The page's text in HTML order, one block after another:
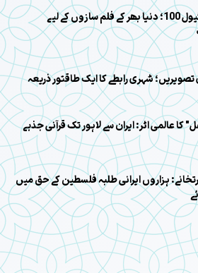
عالمی فلم فیسٹیول 100؛ دنیا بھر کے فلم سازوں کے لیے
تصویریں؛ شہری رابطے کا ایک طاقتور ذریعہ
عالمی اثر: ایران سے لاہور تک قرآنی جذبے
ہزاروں ایرانی طلبہ فلسطین کے حق میں